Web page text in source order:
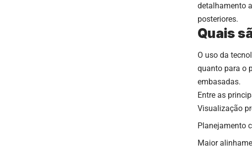
detalhamento
posteriores.
Quais
O uso da
quanto para o
embasadas.
Entre as
Visualização
Planejamento
Maior